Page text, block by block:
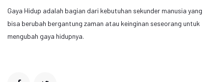
Gaya Hidup adalah bagian dari kebutuhan sekunder manusia yang
bisa berubah bergantung zaman atau keinginan seseorang untuk
mengubah gaya hidupnya.